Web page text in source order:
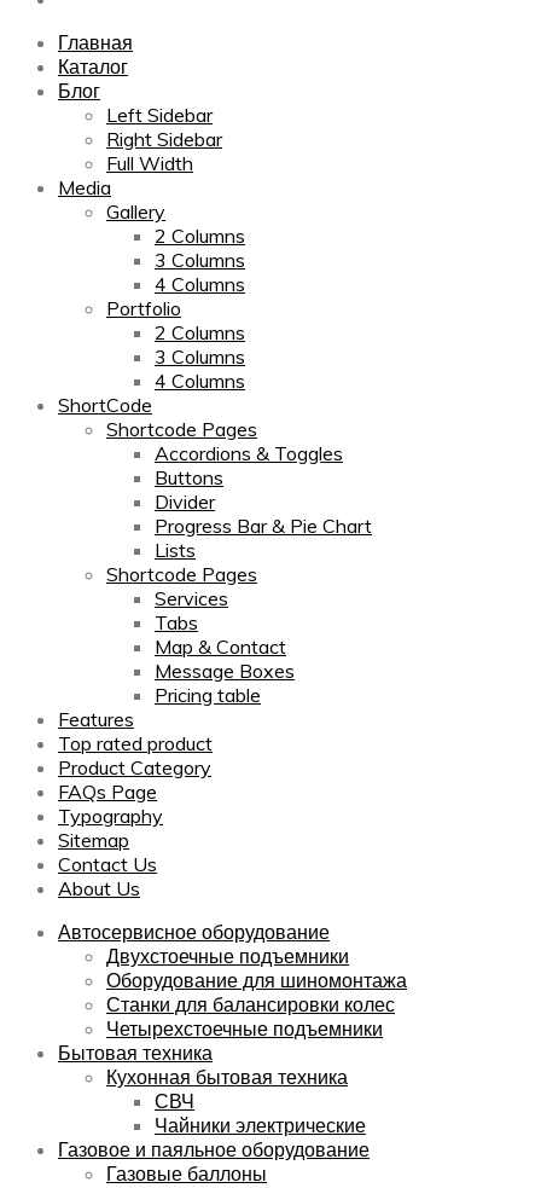
Главная
Каталог
Блог
Left Sidebar
Right Sidebar
Full Width
Media
Gallery
2 Columns
3 Columns
4 Columns
Portfolio
2 Columns
3 Columns
4 Columns
ShortCode
Shortcode Pages
Accordions & Toggles
Buttons
Divider
Progress Bar & Pie Chart
Lists
Shortcode Pages
Services
Tabs
Map & Contact
Message Boxes
Pricing table
Features
Top rated product
Product Category
FAQs Page
Typography
Sitemap
Contact Us
About Us
Автосервисное оборудование
Двухстоечные подъемники
Оборудование для шиномонтажа
Станки для балансировки колес
Четырехстоечные подъемники
Бытовая техника
Кухонная бытовая техника
СВЧ
Чайники электрические
Газовое и паяльное оборудование
Газовые баллоны